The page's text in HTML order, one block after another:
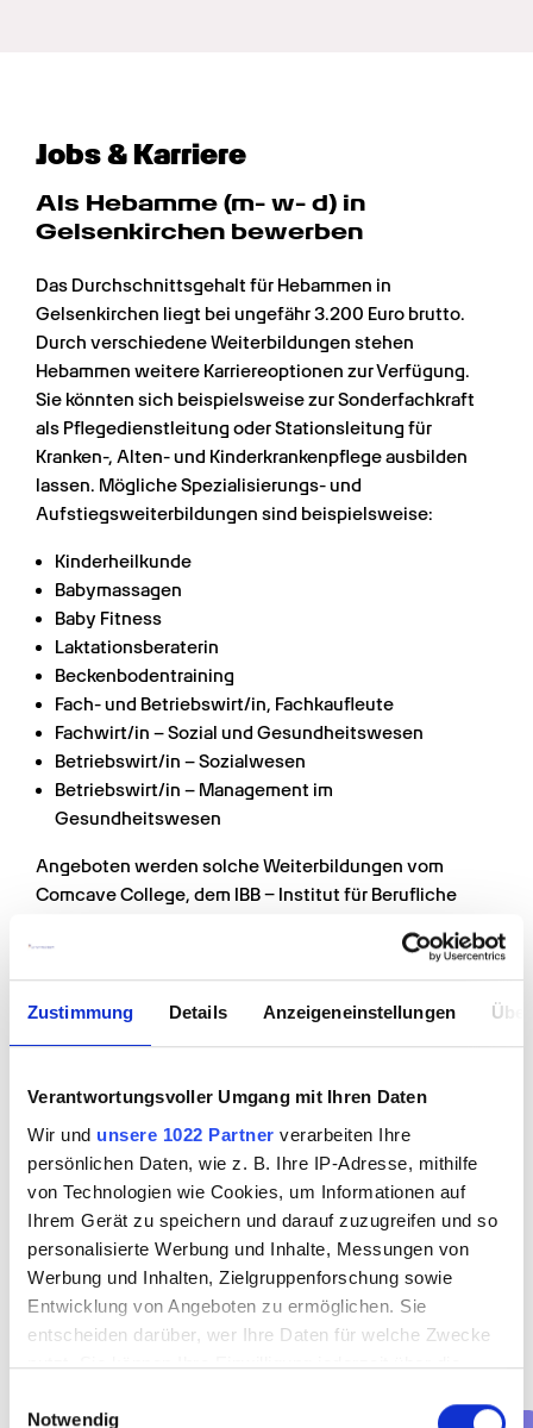
Zustimmung Details Anzeigeneinstellungen
Verantwortungsvoller Umgang mit Ihren Daten
Wir und unsere 1022 Partner verarbeiten Ihre
persönlichen Daten, wie z. B. Ihre IP-Adresse, mithilfe
von Technologien wie Cookies, um Informationen auf
Ihrem Gerät zu speichern und darauf zuzugreifen und so
personalisierte Werbung und Inhalte, Messungen von
Werbung und Inhalten, Zielgruppenforschung sowie
Entwicklung von Angeboten zu ermöglichen. Sie
entscheiden darüber, wer Ihre Daten für welche Zwecke
nutzt. Sie können Ihre Einwilligung jederzeit über die
Trigger Symbol ändern oder widerrufen
Notwendig
Jobs & Karriere
Als Hebamme (m- w- d) in
Gelsenkirchen bewerben
Das Durchschnittsgehalt für Hebammen in
Gelsenkirchen liegt bei ungefähr 3.200 Euro brutto.
Durch verschiedene Weiterbildungen stehen
Hebammen weitere Karriereoptionen zur Verfügung.
Sie könnten sich beispielsweise zur Sonderfachkraft
als Pflegedienstleitung oder Stationsleitung für
Kranken-, Alten- und Kinderkrankenpflege ausbilden
lassen. Mögliche Spezialisierungs- und
Aufstiegsweiterbildungen sind beispielsweise:
Kinderheilkunde
Babymassagen
Baby Fitness
Laktationsberaterin
Beckenbodentraining
Fach- und Betriebswirt/in, Fachkaufleute
Fachwirt/in – Sozial und Gesundheitswesen
Betriebswirt/in – Sozialwesen
Betriebswirt/in – Management im
Gesundheitswesen
Angeboten werden solche Weiterbildungen vom
Comcave College, dem IBB – Institut für Berufliche
Pflegeberufe.
akademischen Weg entscheiden und ein Studium
Medizinstudiums bieten sich hier Studiengänge wie
Pflegepädagogik an.
Unternehmen, so auch Promedis24, mögen mutige